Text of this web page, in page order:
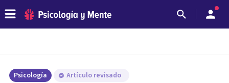
Psicología Artículo revisado